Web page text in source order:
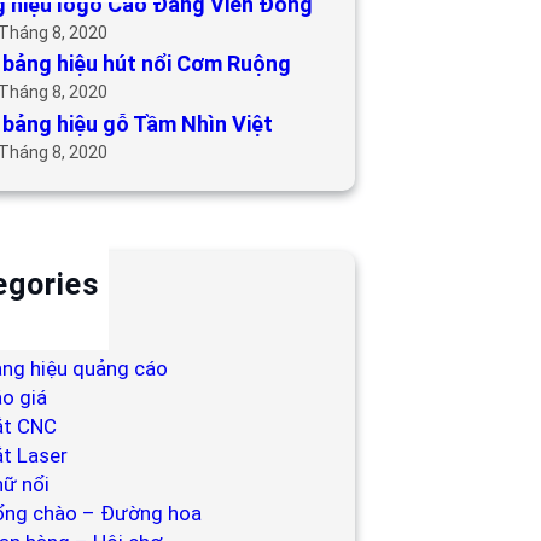
8, 2020
hiệu hút nổi Cơm Ruộng
8, 2020
hiệu gỗ Tầm Nhìn Việt
8, 2020
hiệu quảng cáo
giá
CNC
Laser
nổi
chào – Đường hoa